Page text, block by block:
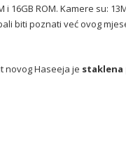
i 16GB ROM. Kamere su:
biti poznati već ovog
novog Haseeja je staklena